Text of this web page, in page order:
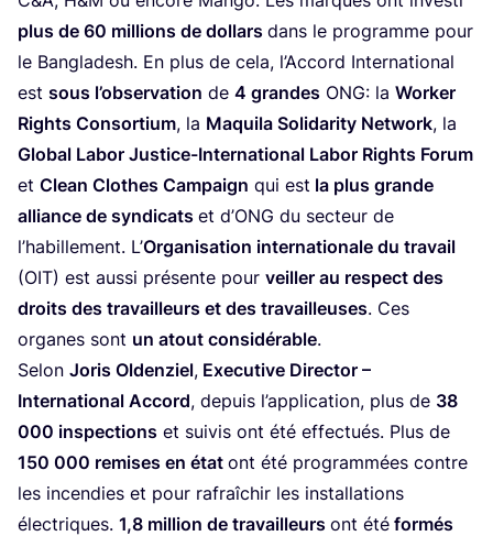
plus de 60 mil­lions de dol­lars dans le pro­gramme pour
le Ban­gla­desh. En plus de cela, l’Ac­cord Inter­na­tio­nal
est sous l’observation de 4 grandes ONG: la Wor­ker
Rights Consor­tium, la Maqui­la Soli­da­ri­ty Net­work, la
Glo­bal Labor Jus­tice-Inter­na­tio­nal Labor Rights Forum
et Clean Clothes Cam­pai­gn qui est la plus grande
alliance de syn­di­cats et d’ONG du sec­teur de
l’ha­bille­ment. L’Orga­ni­sa­tion inter­na­tio­nale du tra­vail
(OIT) est aus­si pré­sente pour veiller au res­pect des
droits des tra­vailleurs et des tra­vailleuses. Ces
organes sont un atout consi­dé­rable.
Selon Joris Olden­ziel, Exe­cu­tive Direc­tor –
Inter­na­tio­nal Accord, depuis l’application, plus de 38
000 ins­pec­tions et sui­vis ont été effec­tués. Plus de
150 000 remises en état ont été pro­gram­mées contre
les incen­dies et pour rafraî­chir les ins­tal­la­tions
élec­triques. 1,8 mil­lion de tra­vailleurs ont été for­més